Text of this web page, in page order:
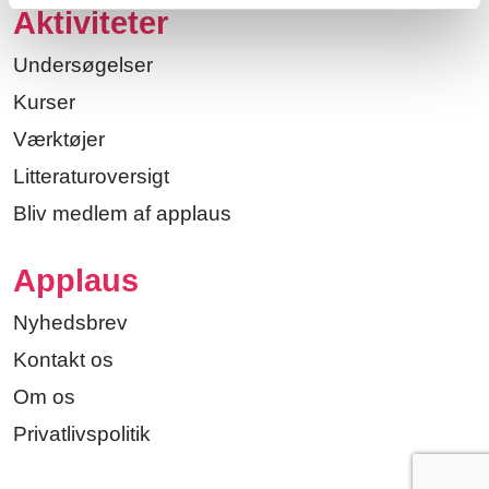
Aktiviteter
Undersøgelser
Kurser
Værktøjer
Litteraturoversigt
Bliv medlem af applaus
Applaus
Nyhedsbrev
Kontakt os
Om os
Privatlivspolitik